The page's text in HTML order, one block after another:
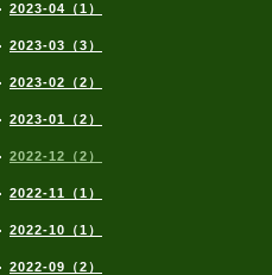
2023-04（1）
2023-03（3）
2023-02（2）
2023-01（2）
2022-12（2）
2022-11（1）
2022-10（1）
2022-09（2）